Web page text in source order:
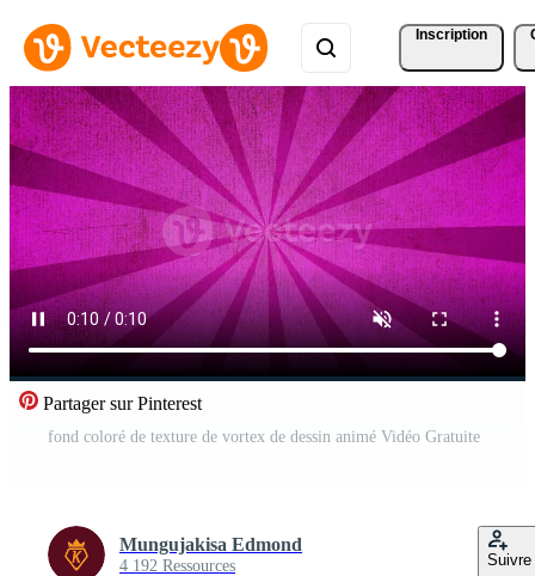
Inscription
Partager sur Pinterest
fond coloré de texture de vortex de dessin animé Vidéo Gratuite
Mungujakisa Edmond
4 192 Ressources Suivre